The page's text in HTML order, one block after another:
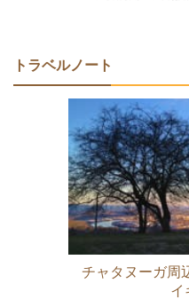
トラベルノート
チャタヌーガ周
イ